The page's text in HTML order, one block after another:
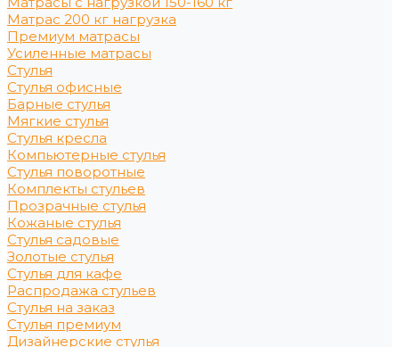
Матрас 200 кг нагрузка
Премиум матрасы
Усиленные матрасы
Стулья
Стулья офисные
Барные стулья
Мягкие стулья
Стулья кресла
Компьютерные стулья
Стулья поворотные
Комплекты стульев
Прозрачные стулья
Кожаные стулья
Стулья садовые
Золотые стулья
Стулья для кафе
Распродажа стульев
Стулья на заказ
Стулья премиум
Дизайнерские стулья